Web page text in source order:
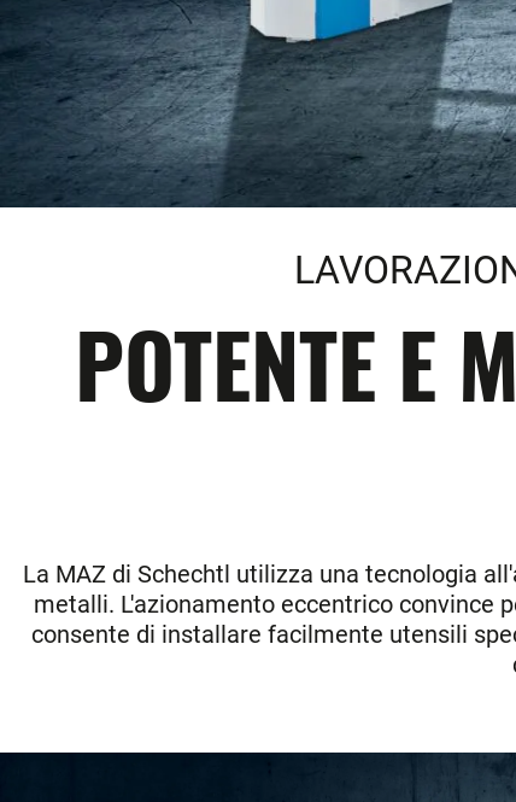
POTENTE E
La MAZ di Schechtl utilizza una tecnologia
metalli. L'azionamento eccentrico convince
consente di installare facilmente utensili